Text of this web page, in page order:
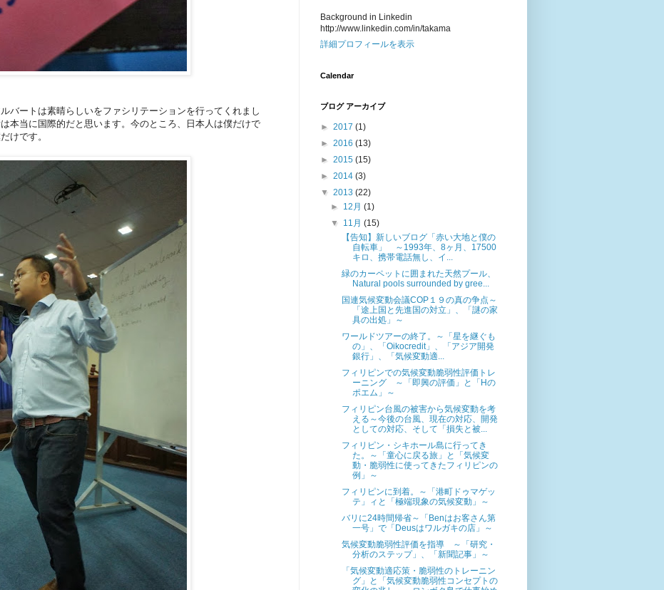
バートは素晴らしいをファシリテーションを行ってくれまし
本当に国際的だと思います。今のところ、日本人は僕だけで
けです。
Background in Linkedin
http://www.linkedin.com/in/takama
詳細プロフィールを表示
Calendar
ブログ アーカイブ
► 2017 (1)
► 2016 (13)
► 2015 (15)
► 2014 (3)
▼ 2013 (22)
► 12月(1)
▼ 11月(15)
【告知】新しいブログ「赤い大地と僕の
自転車」 ～1993年、8ヶ月、17500
キロ、携帯電話無し、イ...
緑のカーペットに囲まれた天然プール、
Natural pools surrounded by gree...
国連気候変動会議COP１９の真の争点～
「途上国と先進国の対立」、「謎の家
具の出処」～
ワールドツアーの終了。～「星を継ぐも
の」、「Oikocredit」、「アジア開発
銀行」、「気候変動適...
フィリピンでの気候変動脆弱性評価トレ
ーニング ～「即興の評価」と「Hの
ポエム」～
フィリピン台風の被害から気候変動を考
える～今後の台風、現在の対応、開発
としての対応、そして「損失と被...
フィリピン・シキホール島に行ってき
た。～「童心に戻る旅」と「気候変
動・脆弱性に使ってきたフィリピンの
例」～
フィリピンに到着。～「港町ドゥマゲッ
テ」ィと「極端現象の気候変動」～
バリに24時間帰省～「Benはお客さん第
一号」で「Deusはワルガキの店」～
気候変動脆弱性評価を指導 ～「研究・
分析のステップ」、「新聞記事」～
「気候変動適応策・脆弱性のトレーニン
グ」と「気候変動脆弱性コンセプトの